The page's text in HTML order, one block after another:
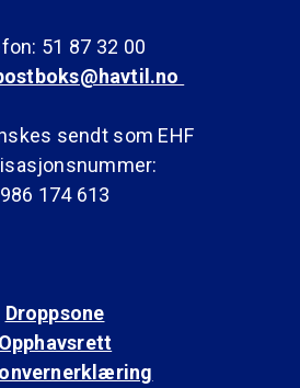
51 87 32 00
sendt som EHF
986 174 613
Droppsone
Opphavsrett